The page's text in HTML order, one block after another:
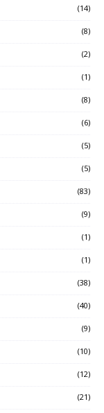
(14)
(8)
(2)
(1)
(8)
(6)
(5)
(5)
(83)
(9)
(1)
(1)
(38)
(40)
(9)
(10)
(12)
(21)